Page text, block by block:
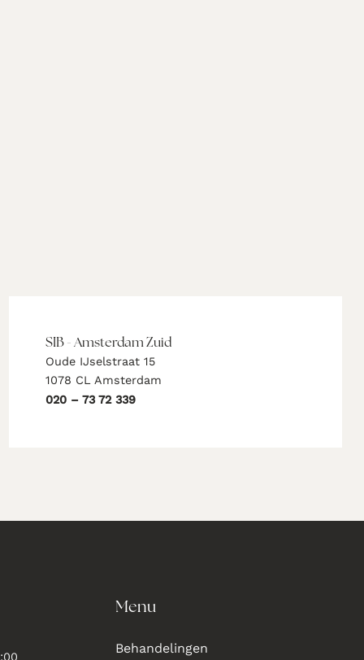
SIB - Amsterdam Zuid
Oude IJselstraat 15
1078 CL Amsterdam
020 – 73 72 339
Menu
Behandelingen